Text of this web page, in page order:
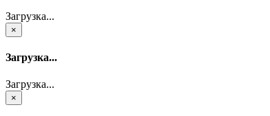
Загрузка...
×
Загрузка...
Загрузка...
×